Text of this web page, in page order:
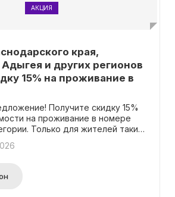
АКЦИЯ
края,
и других регионов
15% на проживание в
Получите скидку 15%
на проживание в номере
Только для жителей таких
область, Республика
Крым и Севастополь.
вводить промокод для